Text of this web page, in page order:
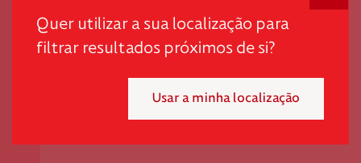
Quer utilizar a sua localização para
filtrar resultados próximos de si?
Usar a minha localização